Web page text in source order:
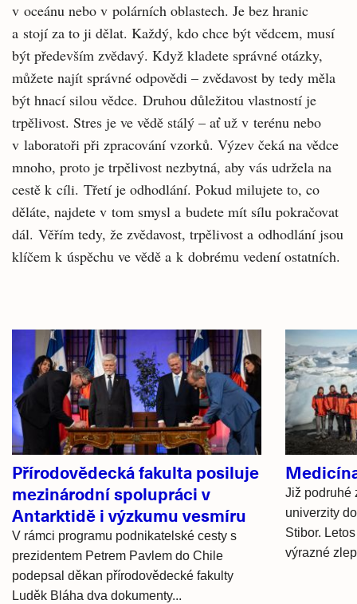
v oceánu nebo v polárních oblastech. Je bez hranic
a stojí za to ji dělat. Každý, kdo chce být vědcem, musí
být především zvědavý. Když kladete správné otázky,
můžete najít správné odpovědi – zvědavost by tedy měla
být hnací silou vědce. Druhou důležitou vlastností je
trpělivost. Stres je ve vědě stálý – ať už v terénu nebo
v laboratoři při zpracování vzorků. Výzev čeká na vědce
mnoho, proto je trpělivost nezbytná, aby vás udržela na
cestě k cíli. Třetí je odhodlání. Pokud milujete to, co
děláte, najdete v tom smysl a budete mít sílu pokračovat
dál. Věřím tedy, že zvědavost, trpělivost a odhodlání jsou
klíčem k úspěchu ve vědě a k dobrému vedení ostatních.
Související
články
Přírodovědecká fakulta posiluje
mezinárodní spolupráci v
Antarktidě i výzkumu vesmíru
V rámci programu podnikatelské cesty s
prezidentem Petrem Pavlem do Chile
podepsal děkan přírodovědecké fakulty
Luděk Bláha dva dokumenty...
Již podruhé
univerzity
Stibor.
výrazné